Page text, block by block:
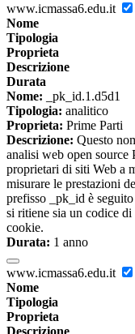
www.icmassa6.edu.it
Nome
Tipologia
Proprieta
Descrizione
Durata
Nome: _pk_id.1.d5d1
Tipologia: analitico
Proprieta: Prime Parti
Descrizione: Questo
analisi web open
proprietari di siti Web a
misurare le prestazioni
prefisso _pk_id è
si ritiene sia un codice
cookie.
Durata: 1 anno
www.icmassa6.edu.it
Nome
Tipologia
Proprieta
Descrizione